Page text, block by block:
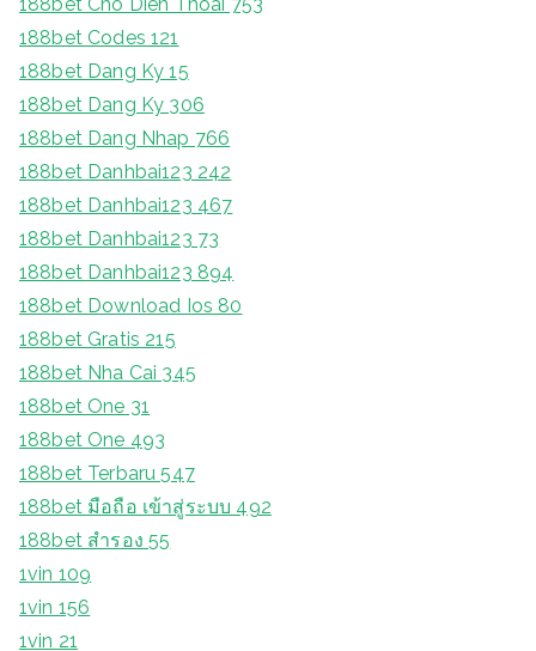
188bet Codes 121
188bet Dang Ky 15
188bet Dang Ky 306
188bet Dang Nhap 766
188bet Danhbai123 242
188bet Danhbai123 467
188bet Danhbai123 73
188bet Danhbai123 894
188bet Download Ios 80
188bet Gratis 215
188bet Nha Cai 345
188bet One 31
188bet One 493
188bet Terbaru 547
188bet มือถือ เข้าสู่ระบบ 492
188bet สํารอง 55
1vin 109
1vin 156
1vin 21